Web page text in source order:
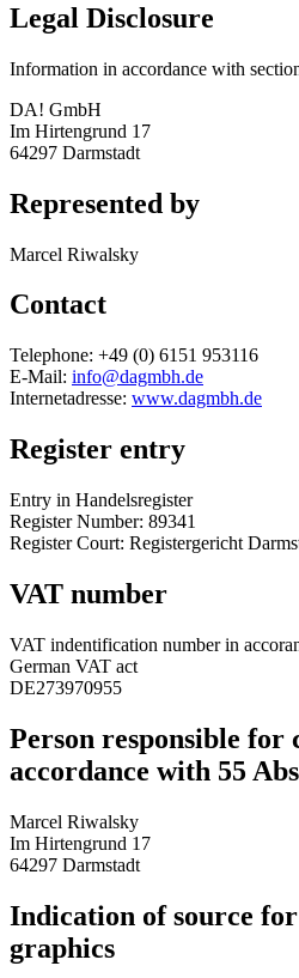
Legal Disclosure
Information in accordance with
DA! GmbH
Im Hirtengrund 17
64297 Darmstadt
Represented by
Marcel Riwalsky
Contact
Telephone: +49 (0) 6151 953116
E-Mail: info@dagmbh.de
Internetadresse: www.dagmbh.de
Register entry
Entry in Handelsregister
Register Number: 89341
Register Court: Registergericht
VAT number
VAT indentification number in
German VAT act
DE273970955
Person responsible for
accordance with 55
Marcel Riwalsky
Im Hirtengrund 17
64297 Darmstadt
Indication of source
graphics